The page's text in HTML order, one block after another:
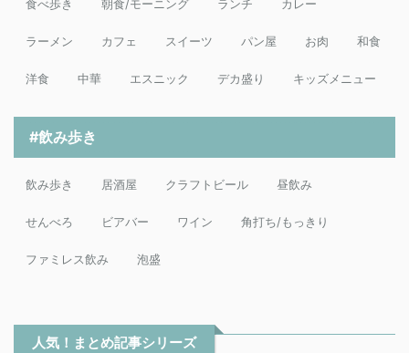
食べ歩き 朝食/モーニング ランチ カレー
ラーメン カフェ スイーツ パン屋 お肉 和食
洋食 中華 エスニック デカ盛り キッズメニュー
#飲み歩き
飲み歩き 居酒屋 クラフトビール 昼飲み
せんべろ ビアバー ワイン 角打ち/もっきり
ファミレス飲み 泡盛
人気！まとめ記事シリーズ